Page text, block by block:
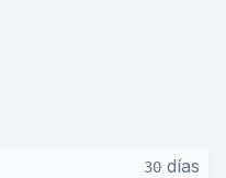
30 días